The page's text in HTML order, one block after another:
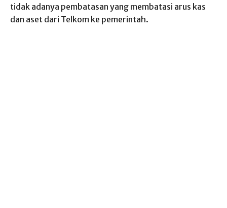
tidak adanya pembatasan yang membatasi arus kas
dan aset dari Telkom ke pemerintah.